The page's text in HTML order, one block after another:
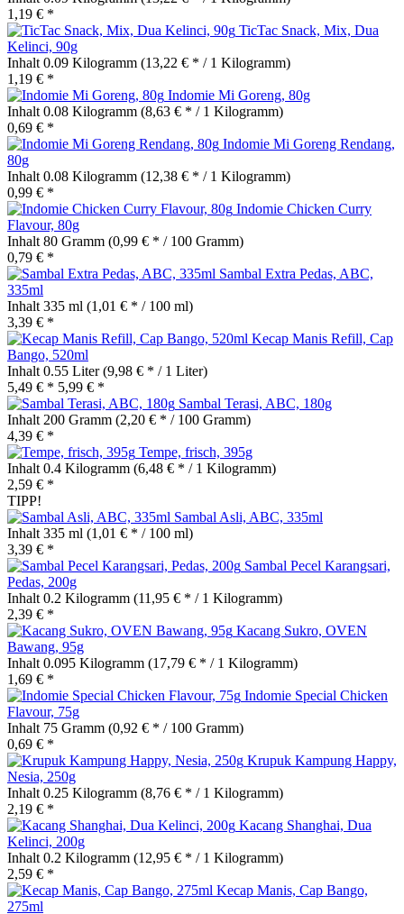
1,19 € *
TicTac Snack, Mix, Dua
Kelinci, 90g
Inhalt 0.09 Kilogramm (13,22 € * / 1 Kilogramm)
1,19 € *
Indomie Mi Goreng, 80g
Inhalt 0.08 Kilogramm (8,63 € * / 1 Kilogramm)
0,69 € *
Indomie Mi Goreng Rendang,
80g
Inhalt 0.08 Kilogramm (12,38 € * / 1 Kilogramm)
0,99 € *
Indomie Chicken Curry
Flavour, 80g
Inhalt 80 Gramm (0,99 € * / 100 Gramm)
0,79 € *
Sambal Extra Pedas, ABC,
335ml
Inhalt 335 ml (1,01 € * / 100 ml)
3,39 € *
Kecap Manis Refill, Cap
Bango, 520ml
Inhalt 0.55 Liter(9,98 € * / 1 Liter)
5,49 € * 5,99 € *
Sambal Terasi, ABC, 180g
Inhalt 200 Gramm (2,20 € * / 100 Gramm)
4,39 € *
Tempe, frisch, 395g
Inhalt 0.4 Kilogramm (6,48 € * / 1 Kilogramm)
2,59 € *
TIPP!
Sambal Asli, ABC, 335ml
Inhalt 335 ml (1,01 € * / 100 ml)
3,39 € *
Sambal Pecel Karangsari,
Pedas, 200g
Inhalt 0.2 Kilogramm (11,95 € * / 1 Kilogramm)
2,39 € *
Kacang Sukro, OVEN
Bawang, 95g
Inhalt 0.095 Kilogramm (17,79 € * / 1 Kilogramm)
1,69 € *
Indomie Special Chicken
Flavour, 75g
Inhalt 75 Gramm (0,92 € * / 100 Gramm)
0,69 € *
Krupuk Kampung Happy,
Nesia, 250g
Inhalt 0.25 Kilogramm (8,76 € * / 1 Kilogramm)
2,19 € *
Kacang Shanghai, Dua
Kelinci, 200g
Inhalt 0.2 Kilogramm (12,95 € * / 1 Kilogramm)
2,59 € *
Kecap Manis, Cap Bango,
275ml